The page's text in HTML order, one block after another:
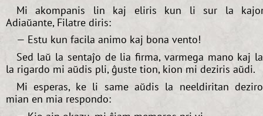
Mi akompanis lin kaj eliris kun li sur la
Adiaŭante, Filatre diris:
— Estu kun facila animo kaj bona vento!
Sed laŭ la sentaĵo de lia firma, varmega mano kaj
la rigardo mi aŭdis pli, ĝuste tion, kion mi deziris aŭdi.
Mi esperas, ke li same aŭdis la neeldiritan
mian en mia respondo: